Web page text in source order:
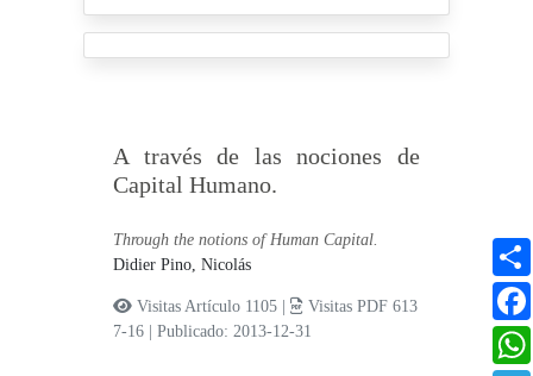
A través de las nociones de
Capital Humano.
Through the notions of Human Capital.
Didier Pino, Nicolás
Visitas Artículo 1105 |
Visitas PDF 613
7-16
|Publicado: 2013-12-31